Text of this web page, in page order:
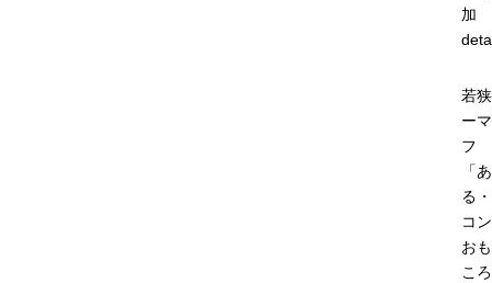
加
若
ー
フ
「
る
コ
お
こ